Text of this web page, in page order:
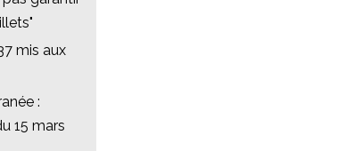
mis aux
:
15 mars